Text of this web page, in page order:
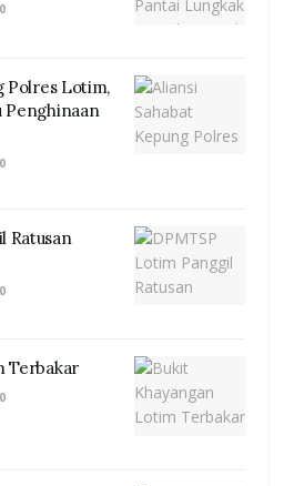
0
Polres Lotim,
Penghinaan
0
Ratusan
0
Terbakar
0